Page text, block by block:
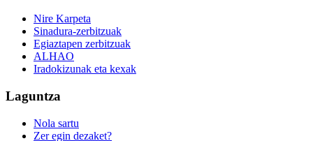
Nire Karpeta
Sinadura-zerbitzuak
Egiaztapen zerbitzuak
ALHAO
Iradokizunak eta kexak
Laguntza
Nola sartu
Zer egin dezaket?